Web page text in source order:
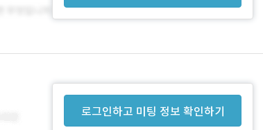
로그인하고 미팅 정보 확인하기